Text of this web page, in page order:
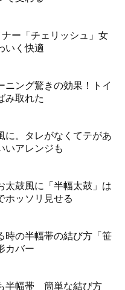
ー「チェリッシュ」女
いく快適
ニング驚きの効果！トイ
み取れた
に。タレがなくてテがあ
いアレンジも
太鼓風に「半幅太鼓」は
ホッソリ見せる
時の半幅帯の結び方「笹
カバー
半幅帯 簡単な結び方